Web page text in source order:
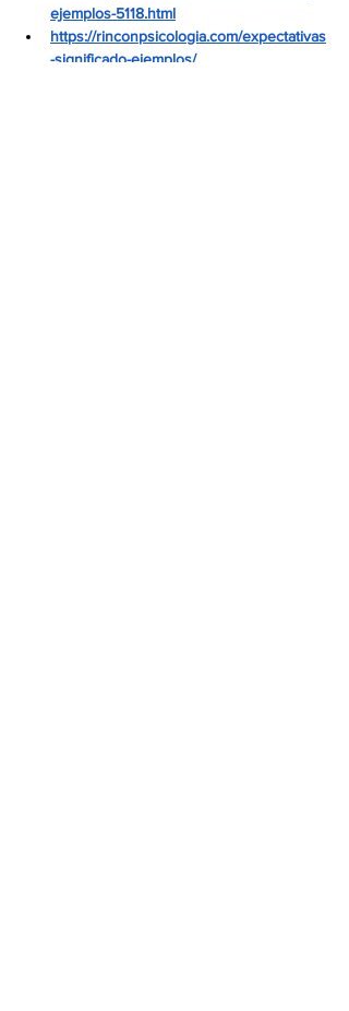
ejemplos-5118.html
https://rinconpsicologia.com/expectativas
-significado-ejemplos/